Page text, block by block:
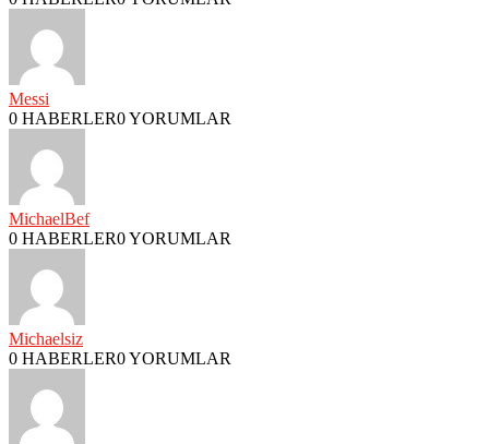
Messi
0 HABERLER0 YORUMLAR
MichaelBef
0 HABERLER0 YORUMLAR
Michaelsiz
0 HABERLER0 YORUMLAR